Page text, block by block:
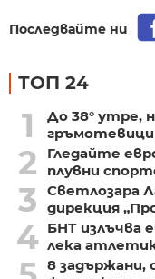
Последвайте ни
ТОП 24
1
До 38° утре,
гръмотевици
2
Гледайте
плувни
3
Светлозара
дирекция
4 БНТ излъчва
лека
8 задържани,